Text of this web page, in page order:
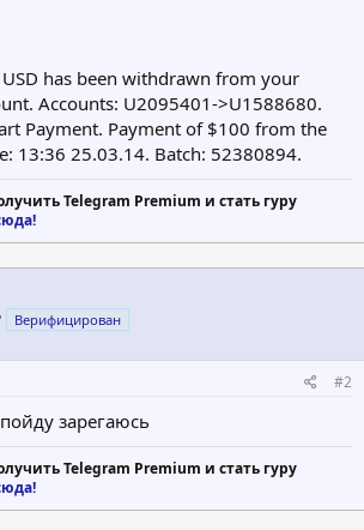
возможна только с суточным
риск потери платежеспособности
has been withdrawn from your
Accounts: U2095401->U1588680.
Payment. Payment of $100 from the
13:36 25.03.14. Batch: 52380894.
Telegram Premium и стать гуру
Верифицирован
#2
зарегаюсь
Telegram Premium и стать гуру